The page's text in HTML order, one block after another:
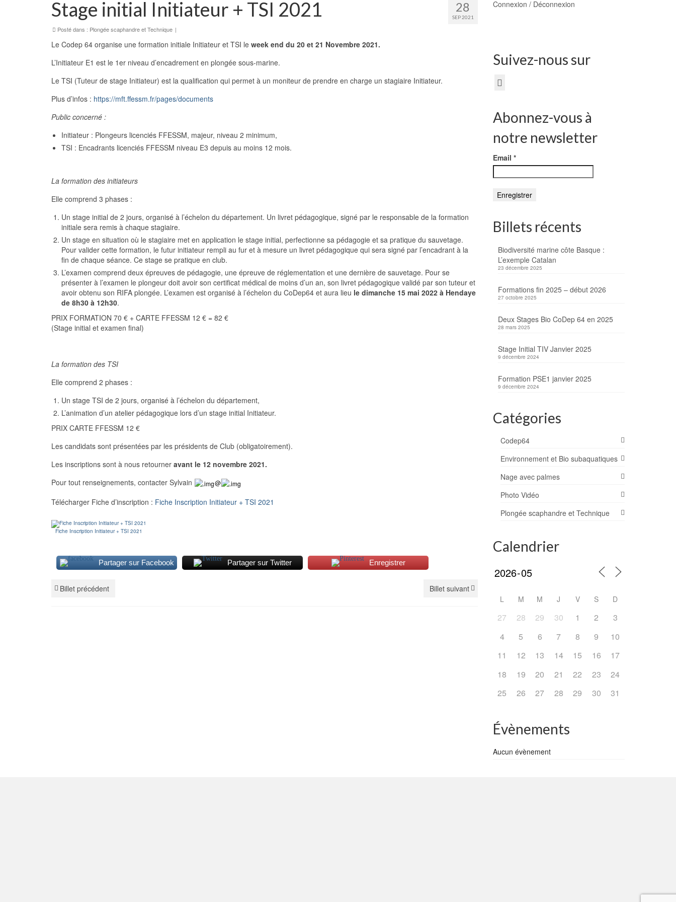
28
SEP 2021
Stage initial Initiateur + TSI 2021
Posté dans : Plongée scaphandre et Technique |
Le Codep 64 organise une formation initiale Initiateur et TSI le week end du 20 et 21 Novembre 2021.
L’Initiateur E1 est le 1er niveau d’encadrement en plongée sous-marine.
Le TSI (Tuteur de stage Initiateur) est la qualification qui permet à un moniteur de prendre en charge un stagiaire Initiateur.
Plus d’infos : https://mft.ffessm.fr/pages/documents
Public concerné :
Initiateur : Plongeurs licenciés FFESSM, majeur, niveau 2 minimum,
TSI : Encadrants licenciés FFESSM niveau E3 depuis au moins 12 mois.
La formation des initiateurs
Elle comprend 3 phases :
Un stage initial de 2 jours, organisé à l’échelon du département. Un livret pédagogique, signé par le responsable de la formation
initiale sera remis à chaque stagiaire.
Un stage en situation où le stagiaire met en application le stage initial, perfectionne sa pédagogie et sa pratique du sauvetage.
Pour valider cette formation, le futur initiateur rempli au fur et à mesure un livret pédagogique qui sera signé par l’encadrant à la
fin de chaque séance. Ce stage se pratique en club.
L’examen comprend deux épreuves de pédagogie, une épreuve de réglementation et une dernière de sauvetage. Pour se
présenter à l’examen le plongeur doit avoir son certificat médical de moins d’un an, son livret pédagogique validé par son tuteur et
avoir obtenu son RIFA plongée. L’examen est organisé à l’échelon du CoDep64 et aura lieu le dimanche 15 mai 2022 à Hendaye
de 8h30 à 12h30.
PRIX FORMATION 70 € + CARTE FFESSM 12 € = 82 €
(Stage initial et examen final)
La formation des TSI
Elle comprend 2 phases :
Un stage TSI de 2 jours, organisé à l’échelon du département,
L’animation d’un atelier pédagogique lors d’un stage initial Initiateur.
PRIX CARTE FFESSM 12 €
Les candidats sont présentées par les présidents de Club (obligatoirement).
Les inscriptions sont à nous retourner avant le 12 novembre 2021.
Pour tout renseignements, contacter Sylvain
@
Télécharger Fiche d’inscription : Fiche Inscription Initiateur + TSI 2021
Fiche Inscription Initiateur + TSI 2021
Partager sur Facebook Partager sur Twitter Enregistrer
Billet précédent Billet suivant
Connexion / Déconnexion
Suivez-nous sur
Abonnez-vous à
notre newsletter
Email *
Billets récents
Biodiversité marine côte Basque :
L’exemple Catalan
23 décembre 2025
Formations fin 2025 – début 2026
27 octobre 2025
Deux Stages Bio CoDep 64 en 2025
28 mars 2025
Stage Initial TIV Janvier 2025
9 décembre 2024
Formation PSE1 janvier 2025
9 décembre 2024
Catégories
Codep64
Environnement et Bio subaquatiques
Nage avec palmes
Photo Vidéo
Plongée scaphandre et Technique
Calendrier
L M M J V S D
27 28 29 30 1 2
3
4
5 6 7 8 9
10
11
12 13 14 15 16
17
18
19 20 21 22 23
24
25
26 27 28 29 30 31
Évènements
Aucun évènement